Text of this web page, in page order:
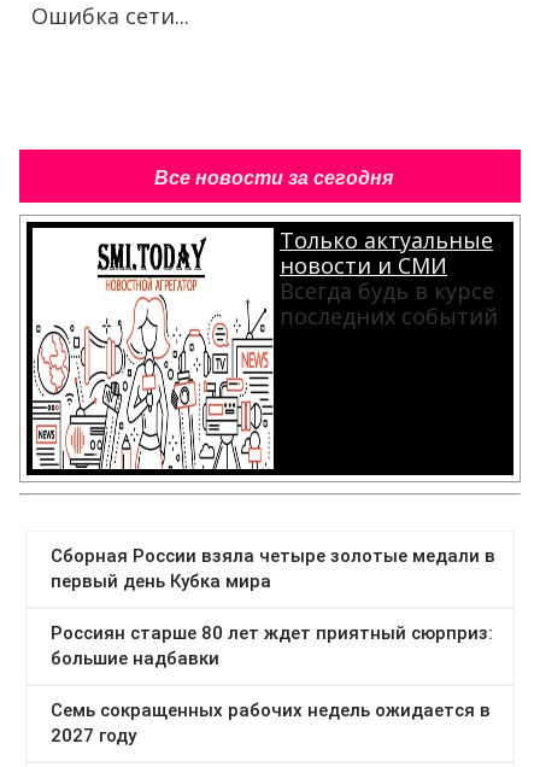
Ошибка сети...
Все новости за сегодня
Только актуальные
новости и СМИ
Всегда будь в курсе
последних событий